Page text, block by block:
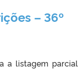
– 36º
a listagem parcial